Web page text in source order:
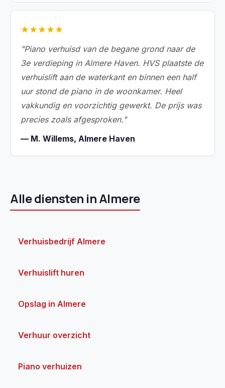
★★★★★
"Piano verhuisd van de begane grond naar de
3e verdieping in Almere Haven. HVS plaatste de
verhuislift aan de waterkant en binnen een half
uur stond de piano in de woonkamer. Heel
vakkundig en voorzichtig gewerkt. De prijs was
precies zoals afgesproken."
— M. Willems, Almere Haven
Alle diensten in Almere
Verhuisbedrijf Almere
Verhuislift huren
Opslag in Almere
Verhuur overzicht
Piano verhuizen